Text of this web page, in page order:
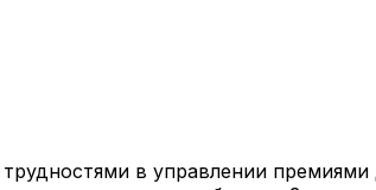
в управлении